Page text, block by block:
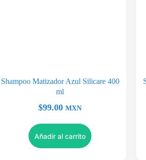
Shampoo Matizador Azul Silicare 400
ml
$99.00 MXN
Añadir al carrito